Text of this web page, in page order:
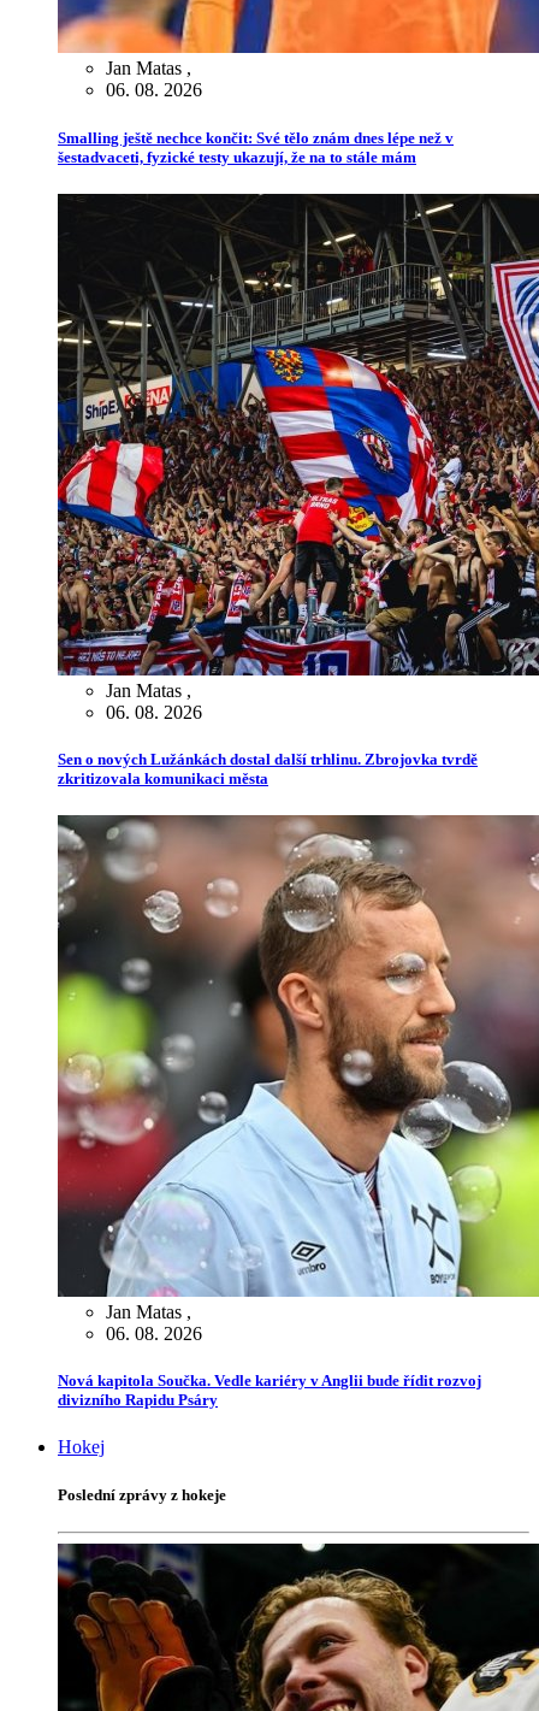
Jan Matas ,
06. 08. 2026
Smalling ještě nechce končit: Své tělo znám dnes lépe než v
šestadvaceti, fyzické testy ukazují, že na to stále mám
Jan Matas ,
06. 08. 2026
Sen o nových Lužánkách dostal další trhlinu. Zbrojovka tvrdě
zkritizovala komunikaci města
Jan Matas ,
06. 08. 2026
Nová kapitola Součka. Vedle kariéry v Anglii bude řídit rozvoj
divizního Rapidu Psáry
Hokej
Poslední zprávy z hokeje